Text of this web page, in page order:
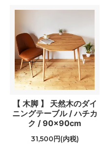
【 木脚 】 天然木のダイ
ニングテーブル / ハチカ
ク / 90×90cm
31,500円(内税)